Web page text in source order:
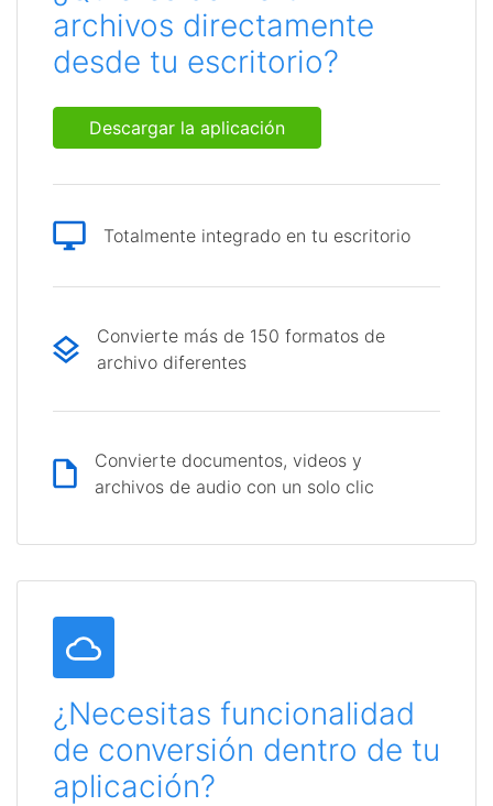
archivos directamente
desde tu escritorio?
Descargar la aplicación
Totalmente integrado en tu escritorio
Convierte más de 150 formatos de
archivo diferentes
Convierte documentos, videos y
archivos de audio con un solo clic
¿Necesitas funcionalidad
de conversión dentro de tu
aplicación?